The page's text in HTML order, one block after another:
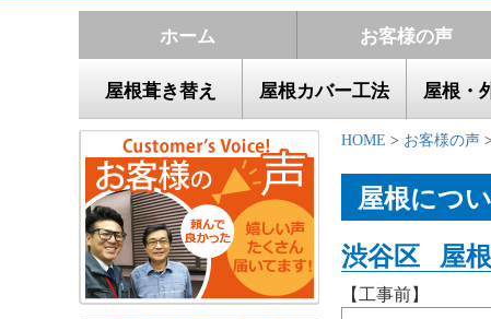
ホーム お客様の声
屋根葺き替え 屋根カバー工法 屋根・
HOME > お客様の声
屋根につ
渋谷区 屋
【工事前】